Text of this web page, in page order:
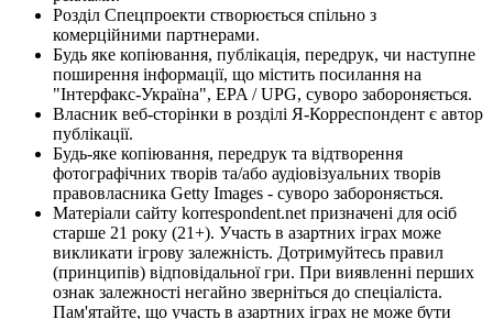
Розділ Спецпроекти створюється спільно з
комерційними партнерами.
Будь яке копіювання, публікація, передрук, чи наступне
поширення інформації, що містить посилання на
"Інтерфакс-Україна", EPA / UPG, суворо забороняється.
Власник веб-сторінки в розділі Я-Корреспондент є автор
публікації.
Будь-яке копіювання, передрук та відтворення
фотографічних творів та/або аудіовізуальних творів
правовласника Getty Images - суворо забороняється.
Матеріали сайту korrespondent.net призначені для осіб
старше 21 року (21+). Участь в азартних іграх може
викликати ігрову залежність. Дотримуйтесь правил
(принципів) відповідальної гри. При виявленні перших
ознак залежності негайно зверніться до спеціаліста.
Пам'ятайте, що участь в азартних іграх не може бути